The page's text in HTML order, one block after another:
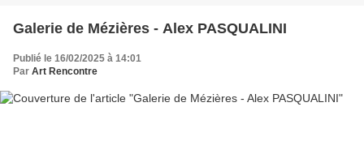
Galerie de Mézières - Alex PASQUALINI
Publié le 16/02/2025 à 14:01
Par Art Rencontre